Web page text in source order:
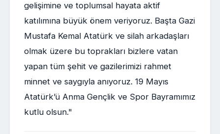
gelişimine ve toplumsal hayata aktif
katılımına büyük önem veriyoruz. Başta Gazi
Mustafa Kemal Atatürk ve silah arkadaşları
olmak üzere bu toprakları bizlere vatan
yapan tüm şehit ve gazilerimizi rahmet
minnet ve saygıyla anıyoruz. 19 Mayıs
Atatürk’ü Anma Gençlik ve Spor Bayramımız
kutlu olsun."